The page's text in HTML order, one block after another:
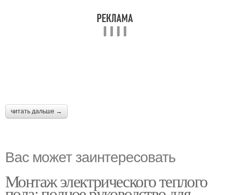
читать дальше →
Вас может заинтересовать
Монтаж электрического теплого